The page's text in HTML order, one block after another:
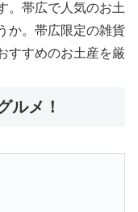
。帯広で人気のお土
か。帯広限定の雑貨
すすめのお土産を厳
ルメ！